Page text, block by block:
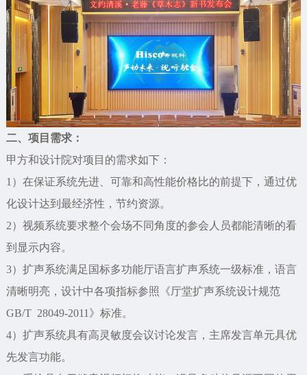
二、项目需求：
甲方和设计院对项目的需求如下：
1）在保证系统先进、可靠和高性能价格比的前提下，通过优
化设计达到最经济性，节约资源。
2）视频系统要求整个会场不同角度的参会人员都能清晰的看
到显示内容。
3）扩声系统满足国标多功能厅语言扩声系统一级标准，语言
清晰明亮，设计中各项指标参照《厅堂扩声系统设计规范
GB/T 28049-2011》标准。
4）扩声系统具有高灵敏度会议讨论发言，主席发言单元具优
先发言功能。